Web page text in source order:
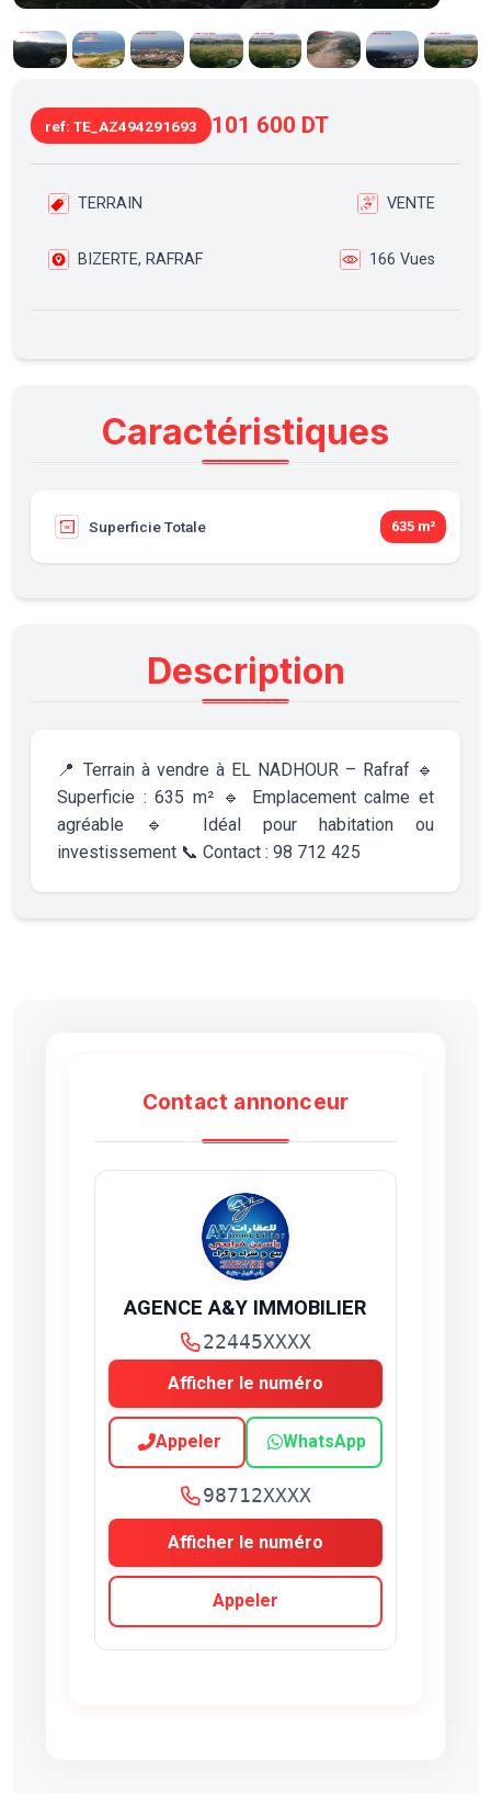
ref: TE_AZ494291693 101 600 DT
TERRAIN VENTE
BIZERTE, RAFRAF 166 Vues
Caractéristiques
Superficie Totale 635 m²
Description
📍 Terrain à vendre à EL NADHOUR – Rafraf 🔹
Superficie : 635 m² 🔹 Emplacement calme et
agréable 🔹 Idéal pour habitation ou
investissement 📞 Contact : 98 712 425
Contact annonceur
AGENCE A&Y IMMOBILIER
22445XXXX
Afficher le numéro
Appeler WhatsApp
98712XXXX
Afficher le numéro
Appeler